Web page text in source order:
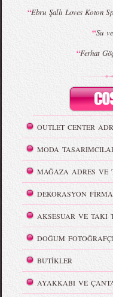
“Ebru Şallı Loves Koton
“Su
“Ferhat
OUTLET CENTER
MODA
MAĞAZA ADRES VE
DEKORASYON
AKSESUAR VE TAKI
DOĞUM
BUTİKLER
AYAKKABI VE